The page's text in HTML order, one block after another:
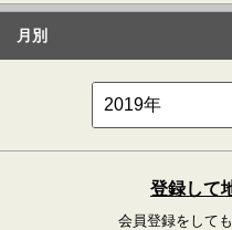
月別
登録して
会員登録をして